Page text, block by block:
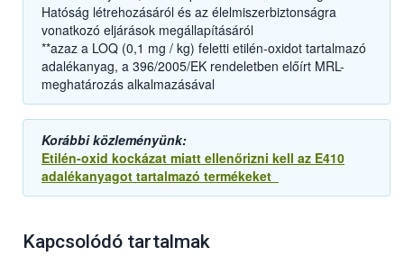
Hatóság létrehozásáról és az élelmiszerbiztonságra
vonatkozó eljárások megállapításáról
**azaz a LOQ (0,1 mg / kg) feletti etilén-oxidot tartalmazó
adalékanyag, a 396/2005/EK rendeletben előírt MRL-
meghatározás alkalmazásával
Korábbi közleményünk:
Etilén-oxid kockázat miatt ellenőrizni kell az E410
adalékanyagot tartalmazó termékeket
Kapcsolódó tartalmak